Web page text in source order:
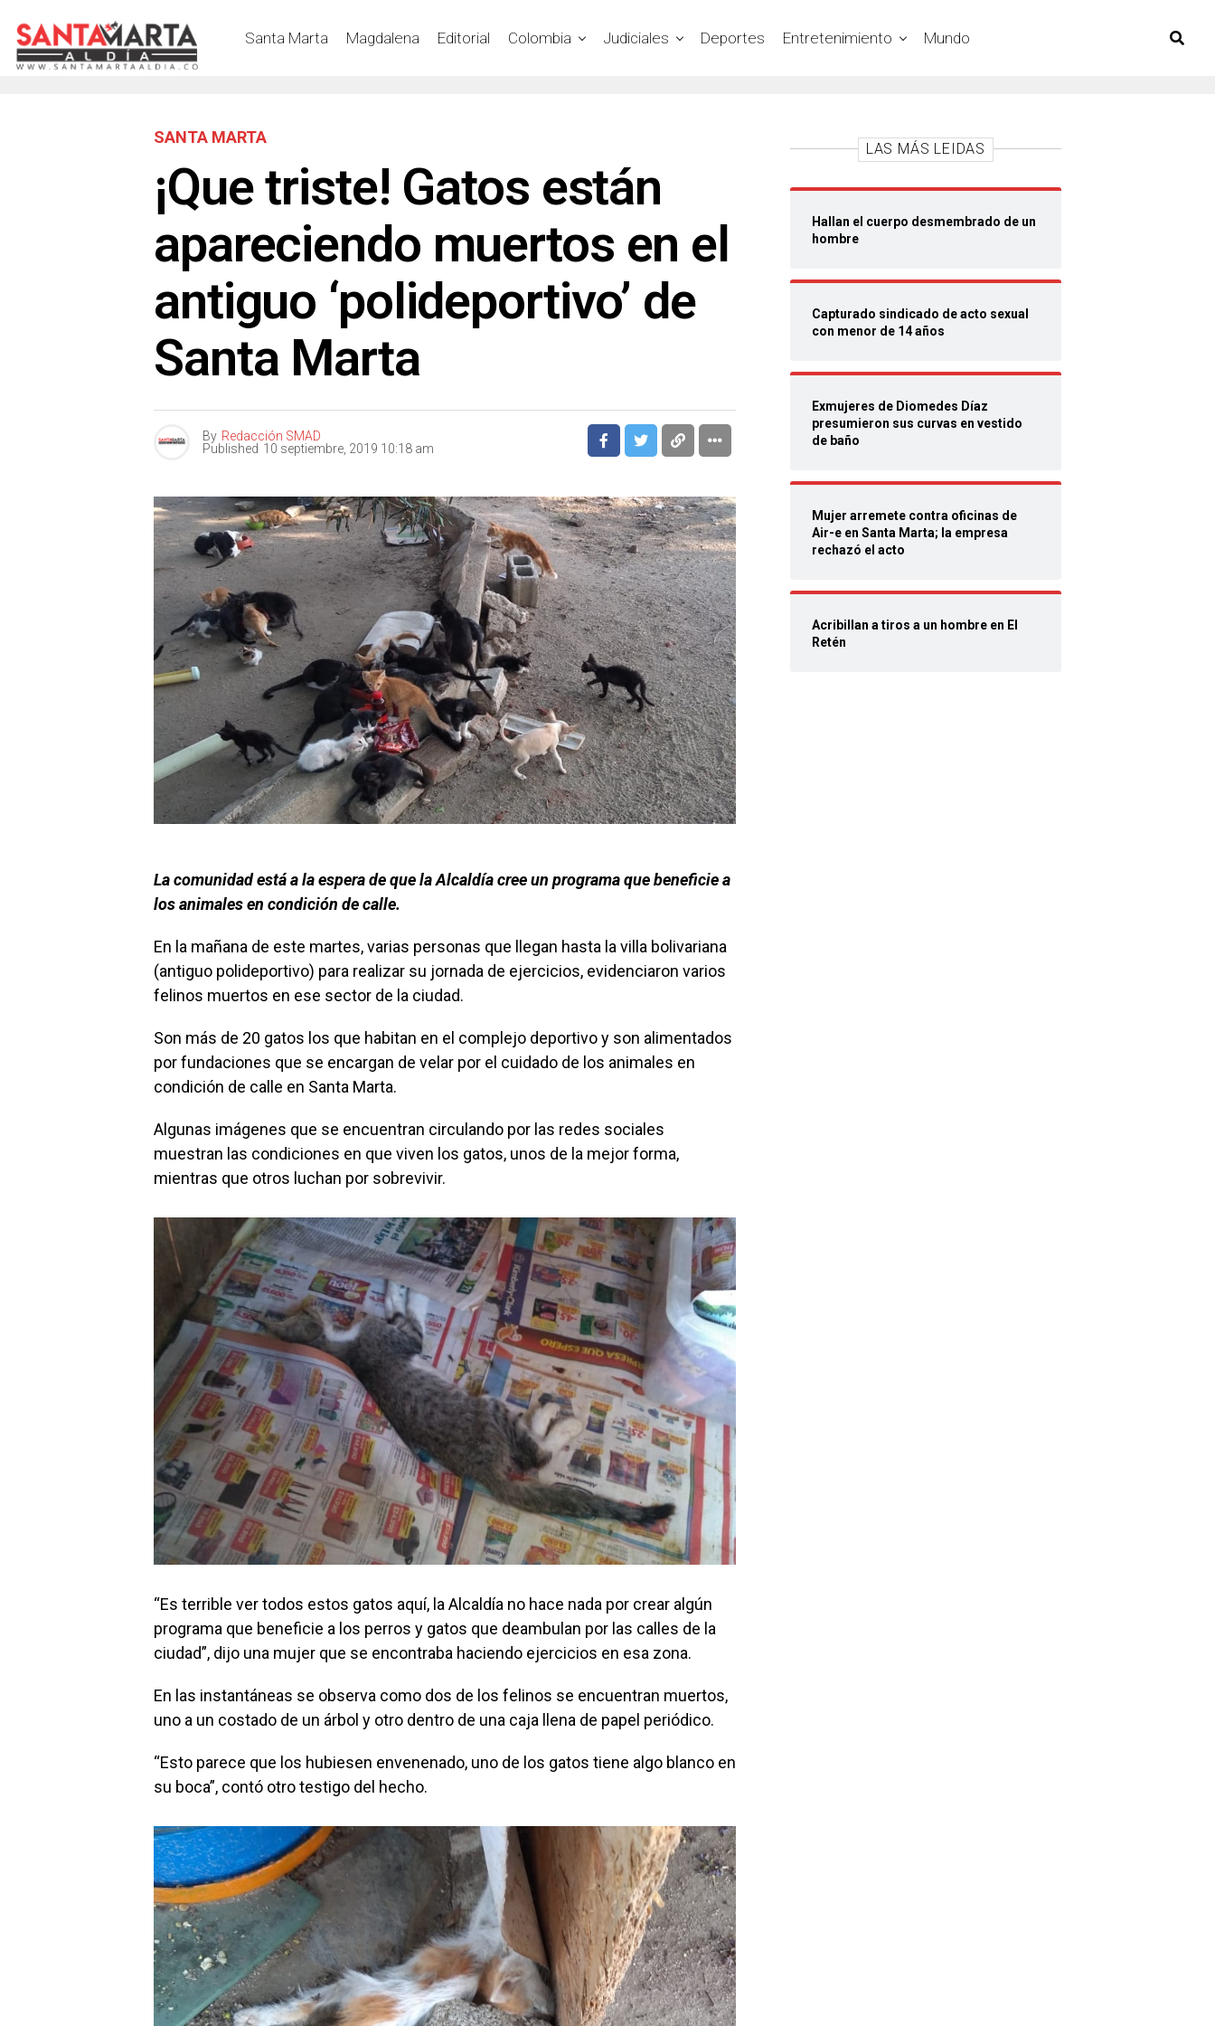
Santa Marta Magdalena Editorial Colombia Judiciales Deportes Entretenimiento Mundo
SANTA MARTA
¡Que triste! Gatos están
apareciendo muertos en el
antiguo ‘polideportivo’ de
Santa Marta
By Redacción SMAD
Published 10 septiembre, 2019 10:18 am
La comunidad está a la espera de que la Alcaldía cree un programa que beneficie a
los animales en condición de calle.
En la mañana de este martes, varias personas que llegan hasta la villa bolivariana
(antiguo polideportivo) para realizar su jornada de ejercicios, evidenciaron varios
felinos muertos en ese sector de la ciudad.
Son más de 20 gatos los que habitan en el complejo deportivo y son alimentados
por fundaciones que se encargan de velar por el cuidado de los animales en
condición de calle en Santa Marta.
Algunas imágenes que se encuentran circulando por las redes sociales
muestran las condiciones en que viven los gatos, unos de la mejor forma,
mientras que otros luchan por sobrevivir.
“Es terrible ver todos estos gatos aquí, la Alcaldía no hace nada por crear algún
programa que beneficie a los perros y gatos que deambulan por las calles de la
ciudad”, dijo una mujer que se encontraba haciendo ejercicios en esa zona.
En las instantáneas se observa como dos de los felinos se encuentran muertos,
uno a un costado de un árbol y otro dentro de una caja llena de papel periódico.
“Esto parece que los hubiesen envenenado, uno de los gatos tiene algo blanco en
su boca”, contó otro testigo del hecho.
LAS MÁS LEIDAS
Hallan el cuerpo desmembrado de un
hombre
Capturado sindicado de acto sexual
con menor de 14 años
Exmujeres de Diomedes Díaz
presumieron sus curvas en vestido
de baño
Mujer arremete contra oficinas de
Air-e en Santa Marta; la empresa
rechazó el acto
Acribillan a tiros a un hombre en El
Retén